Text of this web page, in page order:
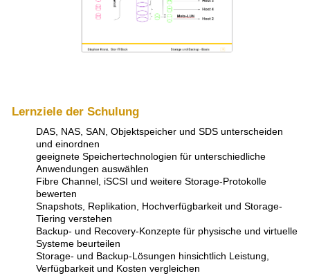
Lernziele der Schulung
DAS, NAS, SAN, Objektspeicher und SDS unterscheiden
und einordnen
geeignete Speichertechnologien für unterschiedliche
Anwendungen auswählen
Fibre Channel, iSCSI und weitere Storage-Protokolle
bewerten
Snapshots, Replikation, Hochverfügbarkeit und Storage-
Tiering verstehen
Backup- und Recovery-Konzepte für physische und virtuelle
Systeme beurteilen
Storage- und Backup-Lösungen hinsichtlich Leistung,
Verfügbarkeit und Kosten vergleichen